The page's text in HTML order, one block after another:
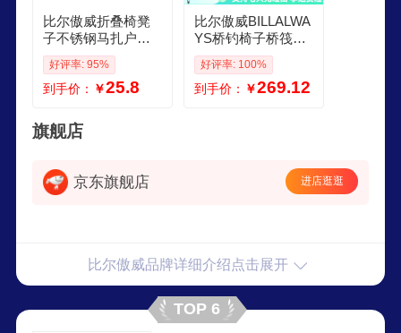
比尔傲威折叠椅凳
子不锈钢马扎户外
钓鱼椅子便携排队
小板凳火车凳小凳
子 2024升级款特大
好评率: 95%
到手价： ￥25.8
比尔傲威BILLALWA
YS桥钓椅子桥筏桥
伐钓椅折叠便携不
锈钢多功能桥钓鱼
凳桥钓鱼伸缩凳 不
好评率: 100%
到手价： ￥269.12
旗舰店
京东旗舰店 进店逛逛
比尔傲威品牌详细介绍点击展开
TOP 6